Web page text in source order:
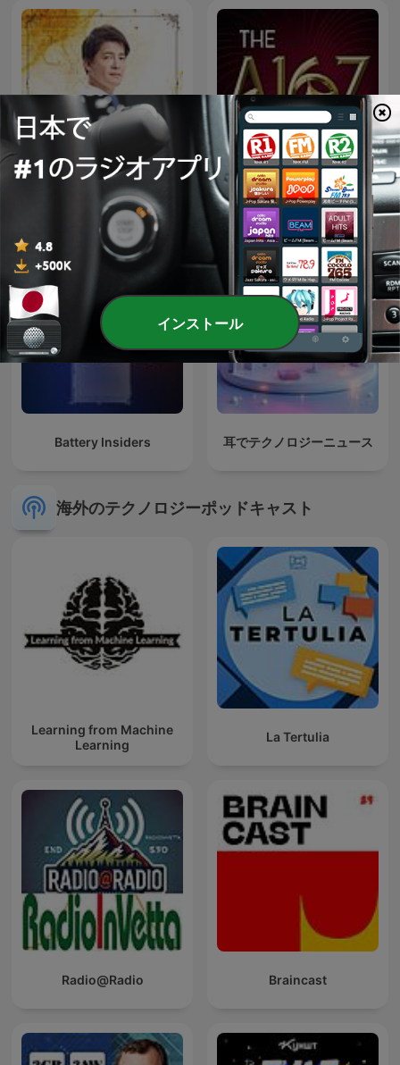
下班經濟學 The a16z Show
Battery Insiders 耳でテクノロジーニュース
海外のテクノロジーポッドキャスト
Learning from Machine
Learning
La Tertulia
Radio@Radio Braincast
インストール